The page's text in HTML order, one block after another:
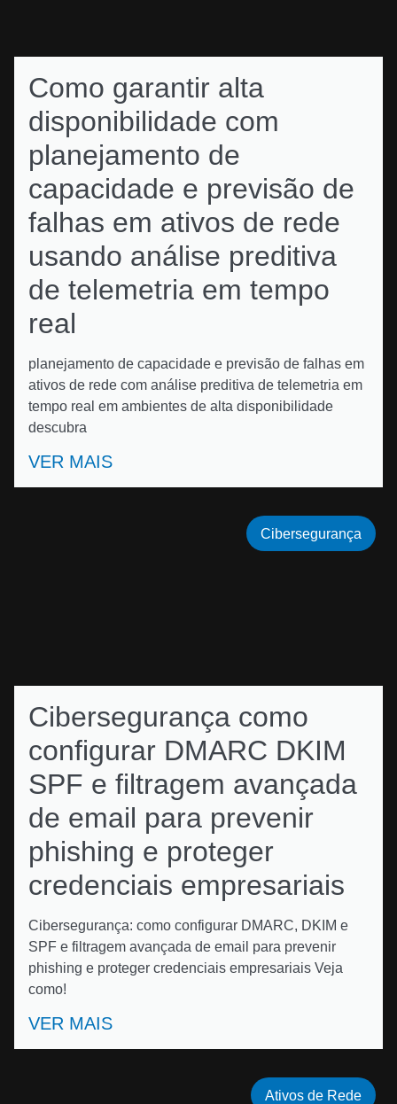
Como garantir alta
disponibilidade com
planejamento de
capacidade e previsão de
falhas em ativos de rede
usando análise preditiva
de telemetria em tempo
real
planejamento de capacidade e previsão de falhas em
ativos de rede com análise preditiva de telemetria em
tempo real em ambientes de alta disponibilidade
descubra
VER MAIS
Cibersegurança como
configurar DMARC DKIM
SPF e filtragem avançada
de email para prevenir
phishing e proteger
credenciais empresariais
Cibersegurança: como configurar DMARC, DKIM e
SPF e filtragem avançada de email para prevenir
phishing e proteger credenciais empresariais Veja
como!
VER MAIS
Cibersegurança
Ativos de Rede